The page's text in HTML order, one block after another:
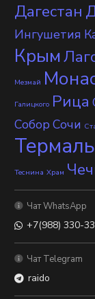
Дагестан
Ингушетия
Крым
Мезмай
Галицкого Рица
Собор Сочи
Теснина Храм
Чат WhatsApp
+7(988) 330-
Чат Telegram
raido